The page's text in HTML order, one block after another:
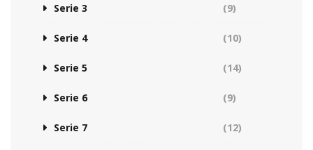
Serie 3 (9)
Serie 4 (10)
Serie 5 (14)
Serie 6 (9)
Serie 7 (12)